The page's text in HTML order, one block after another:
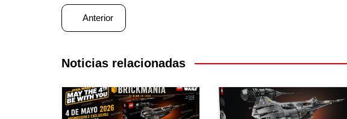
Navegación
de
entradas
Anterior
Noticias relacionadas